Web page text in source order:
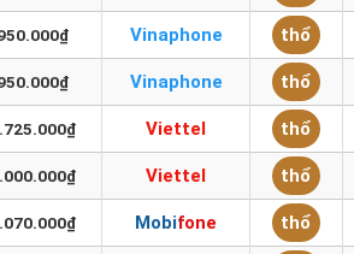
Vinaphone thổ
Vinaphone thổ
Viettel thổ
Viettel thổ
Mobifone thổ